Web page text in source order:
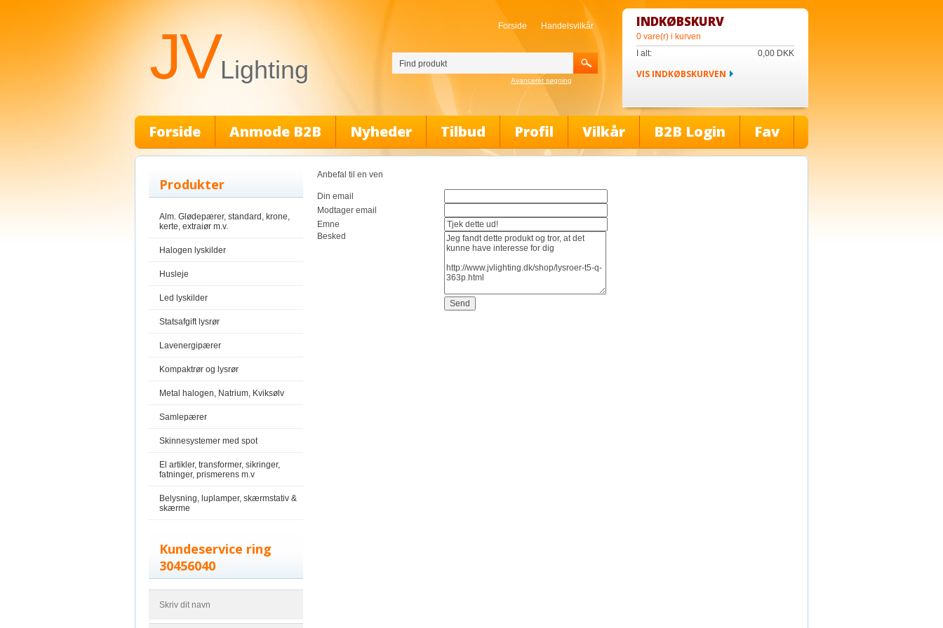
INDKØBSKURV
0 vare(r) i kurven
I alt:
0,00 DKK
VIS INDKØBSKURVEN
Avanceret søgning
Forside Handelsvilkår
JVLighting
Forside Anmode B2B Nyheder Tilbud Profil Vilkår B2B Login Fav
Produkter
Alm. Glødepærer, standard, krone,
kerte, extraiør m.v.
Halogen lyskilder
Husleje
Led lyskilder
Statsafgift lysrør
Lavenergipærer
Kompaktrør og lysrør
Metal halogen, Natrium, Kviksølv
Samlepærer
Skinnesystemer med spot
El artikler, transformer, sikringer,
fatninger, prismerens m.v
Belysning, luplamper, skærmstativ &
skærme
Kundeservice ring
30456040
Anbefal til en ven
Din email
Modtager email
Emne
Besked